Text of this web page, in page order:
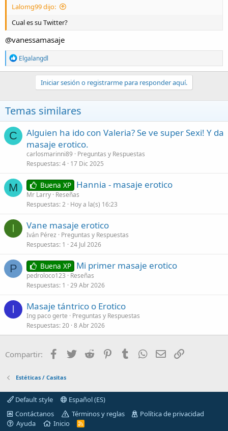
Lalomg99 dijo:
Cual es su Twitter?
@vanessamasaje
R
e
a
n
e
s
Elgalangdl
Iniciar sesión o registrarme para responder aquí.
Temas similares
C
Alguien ha ido con Valeria? Se ve super Sexi! Y da
masaje erotico.
carlosmarinni89
Preguntas y Respuestas
Respuestas 4 17 Dic 2025
M Buena XP Hannia - masaje erotico
Mr Larry Reseñas
Respuestas 2 Hoy a la(s) 16:23
I Vane masaje erotico
Iván Pérez
Preguntas y Respuestas
Respuestas 1 24 Jul 2026
P Buena XP Mi primer masaje erotico
pedroloco123
Reseñas
Respuestas 1 29 Abr 2026
I Masaje tántrico o Erotico
Ing paco gerte
Preguntas y Respuestas
Respuestas 20 8 Abr 2026
Compartir: Facebook
Twitter Reddit PinterestTumblrWhatsAppCorreo
Estéticas / Casitas
Default style
Español (ES)
Contáctanos
Términos y reglas
Política de privacidad
Ayuda
Inicio
R